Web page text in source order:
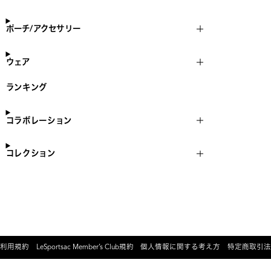
ポーチ/アクセサリー
ウェア
ランキング
コラボレーション
コレクション
利用規約 LeSportsac Member’s Club規約 個人情報に関する考え方 特定商取引